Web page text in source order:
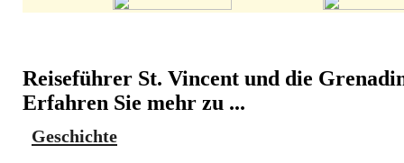
Reiseführer St. Vincent und die
Erfahren Sie mehr zu ...
Geschichte